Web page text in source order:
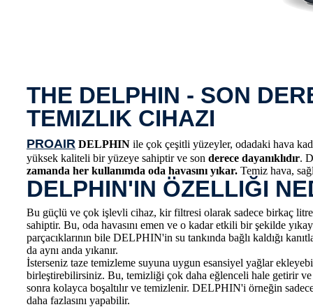
THE DELPHIN - SON
TEMIZLIK CIHAZI
PROAIR DELPHIN ile çok çeşitli yüzeyler, odadaki hava
yüksek kaliteli bir yüzeye sahiptir ve son derece dayanıklıdır.
zamanda her kullanımda oda havasını yıkar. Temiz hava,
DELPHIN'IN ÖZELLIĞI
Bu güçlü ve çok işlevli cihaz, kir filtresi olarak sadece birkaç
sahiptir. Bu, oda havasını emen ve o kadar etkili bir şekilde
parçacıklarının bile DELPHIN'in su tankında bağlı kaldığı
da aynı anda yıkanır.
İsterseniz taze temizleme suyuna uygun esansiyel yağlar
birleştirebilirsiniz. Bu, temizliği çok daha eğlenceli hale getirir
sonra kolayca boşaltılır ve temizlenir. DELPHIN'i örneğin
daha fazlasını yapabilir.